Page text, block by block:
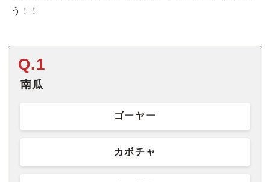
う！！
Q.1
南瓜
ゴーヤー
カボチャ